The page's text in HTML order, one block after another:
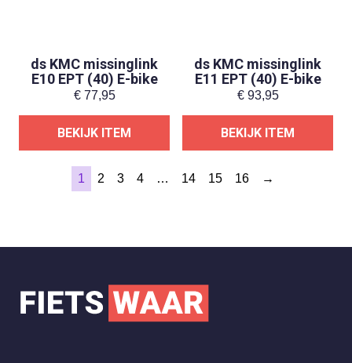
ds KMC missinglink
E10 EPT (40) E-bike
€77,95
BEKIJK ITEM
ds KMC missinglink
E11 EPT (40) E-bike
€93,95
BEKIJK ITEM
1 2 3 4 … 14 15 16 →